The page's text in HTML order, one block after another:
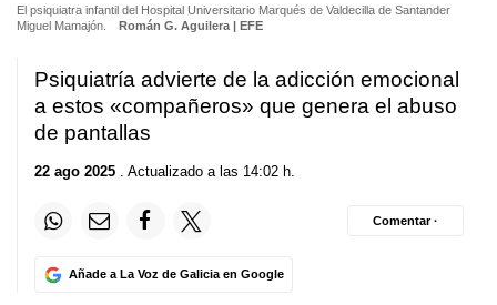
El psiquiatra infantil del Hospital Universitario Marqués de Valdecilla de Santander
Miguel Mamajón.
Román G. Aguilera | EFE
Psiquiatría advierte de la adicción emocional
a estos «compañeros» que genera el abuso
de pantallas
22 ago 2025 . Actualizado a las 14:02 h.
Añade a La Voz de Galicia en Google
Comentar ·